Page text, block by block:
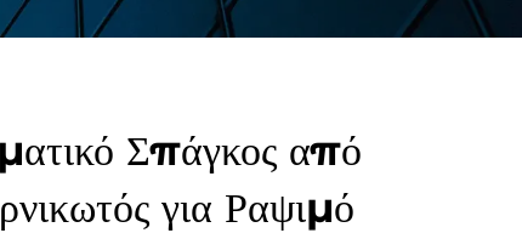
Σπάγκος από
για Ραψιμό